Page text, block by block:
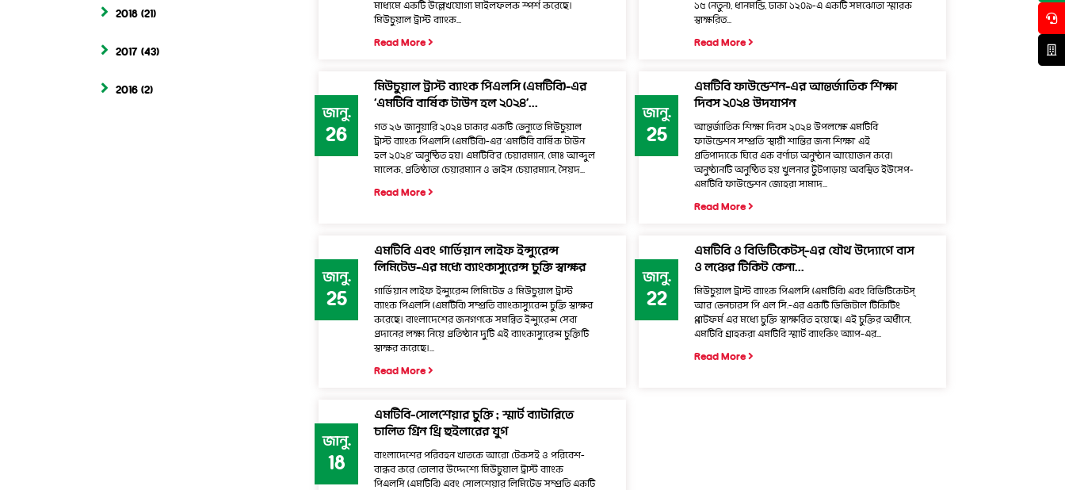
2018 (21)
2017 (43)
2016 (2)
মাধ্যমে একটি উল্লেখযোগ্য মাইলফলক স্পর্শ করেছে।
মিউচুয়াল ট্রাস্ট ব্যাংক...
Read More
১৫ (নতুন), ধানমন্ডি, ঢাকা ১২০৯-এ একটি সমঝোতা স্মারক
স্বাক্ষরিত...
Read More
জানু.
26
মিউচুয়াল ট্রাস্ট ব্যাংক পিএলসি (এমটিবি)-এর
‘এমটিবি বার্ষিক টাউন হল ২০২৪’...
গত ২৬ জানুয়ারি ২০২৪ ঢাকার একটি ভেন্যুতে মিউচুয়াল
ট্রাস্ট ব্যাংক পিএলসি (এমটিবি)-এর ‘এমটিবি বার্ষিক টাউন
হল ২০২৪’ অনুষ্ঠিত হয়। এমটিবি’র চেয়ারম্যান, মোঃ আব্দুল
মালেক, প্রতিষ্ঠাতা চেয়ারম্যান ও ভাইস চেয়ারম্যান, সৈয়দ...
Read More
জানু.
25
এমটিবি ফাউন্ডেশন-এর আন্তর্জাতিক শিক্ষা
দিবস ২০২৪ উদযাপন
আন্তর্জাতিক শিক্ষা দিবস ২০২৪ উপলক্ষে এমটিবি
ফাউন্ডেশন সম্প্রতি ‘স্থায়ী শান্তির জন্য শিক্ষা' এই
প্রতিপাদ্যকে ঘিরে এক বর্ণাঢ্য অনুষ্ঠান আয়োজন করে।
অনুষ্ঠানটি অনুষ্ঠিত হয় খুলনার টুটপাড়ায় অবস্থিত ইউসেপ-
এমটিবি ফাউন্ডেশন জোহরা সামাদ...
Read More
জানু.
25
এমটিবি এবং গার্ডিয়ান লাইফ ইন্স্যুরেন্স
লিমিটেড-এর মধ্যে ব্যাংকাস্যুরেন্স চুক্তি স্বাক্ষর
গার্ডিয়ান লাইফ ইন্স্যুরেন্স লিমিটেড ও মিউচুয়াল ট্রাস্ট
ব্যাংক পিএলসি (এমটিবি) সম্প্রতি ব্যাংকাস্যুরেন্স চুক্তি স্বাক্ষর
করেছে। বাংলাদেশের জনগণকে সমন্বিত ইন্স্যুরেন্স সেবা
প্রদানের লক্ষ্য নিয়ে প্রতিষ্ঠান দুটি এই ব্যাংকাস্যুরেন্স চুক্তিটি
স্বাক্ষর করেছে।...
Read More
জানু.
22
এমটিবি ও বিডিটিকেটস্-এর যৌথ উদ্যোগে বাস
ও লঞ্চের টিকিট কেনা...
মিউচুয়াল ট্রাস্ট ব্যাংক পিএলসি (এমটিবি) এবং বিডিটিকেটস্
আর ভেনচারস পি এল সি.-এর একটি ডিজিটাল টিকিটিং
প্লাটফর্ম এর মধ্যে চুক্তি স্বাক্ষরিত হয়েছে। এই চুক্তির অধীনে,
এমটিবি গ্রাহকরা এমটিবি স্মার্ট ব্যাংকিং অ্যাপ-এর...
Read More
জানু.
18
এমটিবি-সোলশেয়ার চুক্তি : স্মার্ট ব্যাটারিতে
চালিত গ্রিন থ্রি হুইলারের যুগ
বাংলাদেশের পরিবহন খাতকে আরো টেকসই ও পরিবেশ-
বান্ধব করে তোলার উদ্দেশ্যে মিউচুয়াল ট্রাস্ট ব্যাংক
পিএলসি (এমটিবি) এবং সোলশেয়ার লিমিটেড সম্প্রতি একটি